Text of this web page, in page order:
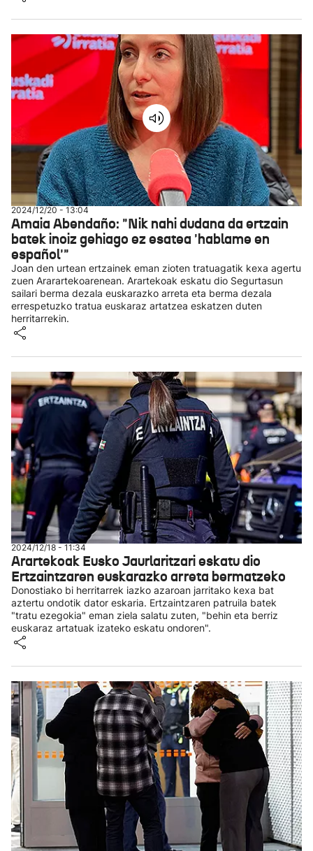
2024/12/20 - 13:04
Amaia Abendaño: "Nik nahi dudana da ertzain
batek inoiz gehiago ez esatea 'hablame en
español'"
Joan den urtean ertzainek eman zioten tratuagatik kexa agertu
zuen Ararartekoarenean. Arartekoak eskatu dio Segurtasun
sailari berma dezala euskarazko arreta eta berma dezala
errespetuzko tratua euskaraz artatzea eskatzen duten
herritarrekin.
2024/12/18 - 11:34
Arartekoak Eusko Jaurlaritzari eskatu dio
Ertzaintzaren euskarazko arreta bermatzeko
Donostiako bi herritarrek iazko azaroan jarritako kexa bat
aztertu ondotik dator eskaria. Ertzaintzaren patruila batek
"tratu ezegokia" eman ziela salatu zuten, "behin eta berriz
euskaraz artatuak izateko eskatu ondoren".